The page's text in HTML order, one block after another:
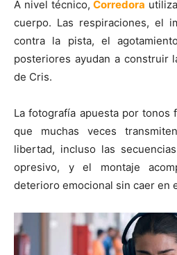
A nivel técnico,Corredora
cuerpo. Las respiraciones, el
contra la pista, el
posteriores ayudan a construir
de Cris.
La fotografía apuesta por tonos
que muchas veces
libertad, incluso las
opresivo, y el montaje
deterioro emocional sin caer en